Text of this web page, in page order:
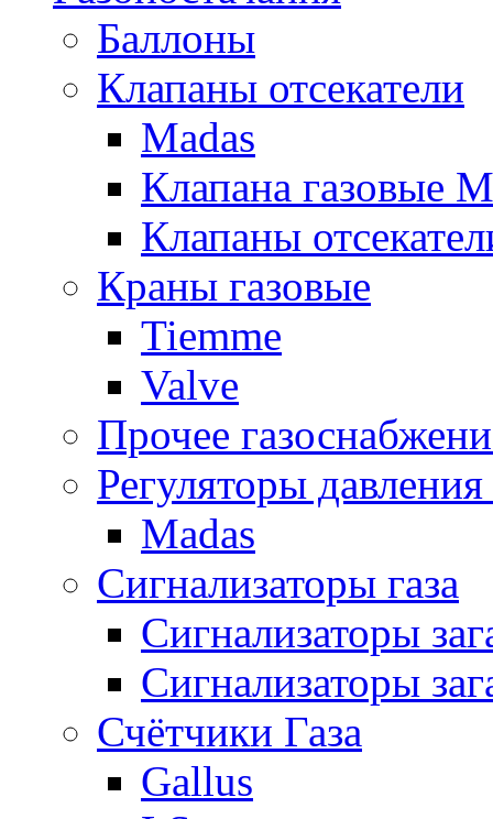
Баллоны
Клапаны отсекатели
Madas
Клапана газовые
Клапаны
Краны газовые
Tiemme
Valve
Прочее
Регуляторы давления
Madas
Сигнализаторы газа
Сигнализаторы
Сигнализаторы
Счётчики Газа
Gallus